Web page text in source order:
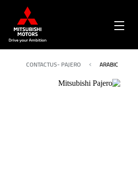
MENU
ARABIC
CONTACTUS- PAJERO